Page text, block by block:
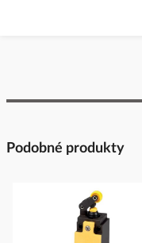
Podobné produkty